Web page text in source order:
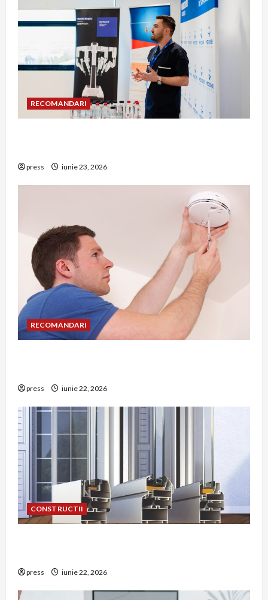
RECOMANDARI
press iunie 23, 2026
RECOMANDARI
press iunie 22, 2026
CONSTRUCTII
press iunie 22, 2026